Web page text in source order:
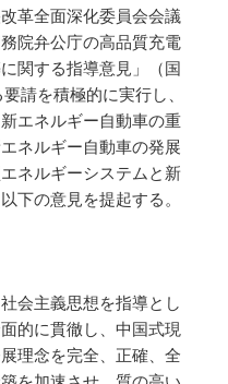
革全面深化委員会会議
院弁公庁の高品質充電
関する指導意見」（国
請を積極的に実行し、
エネルギー自動車の重
ネルギー自動車の発展
ネルギーシステムと新
下の意見を提起する。
会主義思想を指導とし
的に貫徹し、中国式現
理念を完全、正確、全